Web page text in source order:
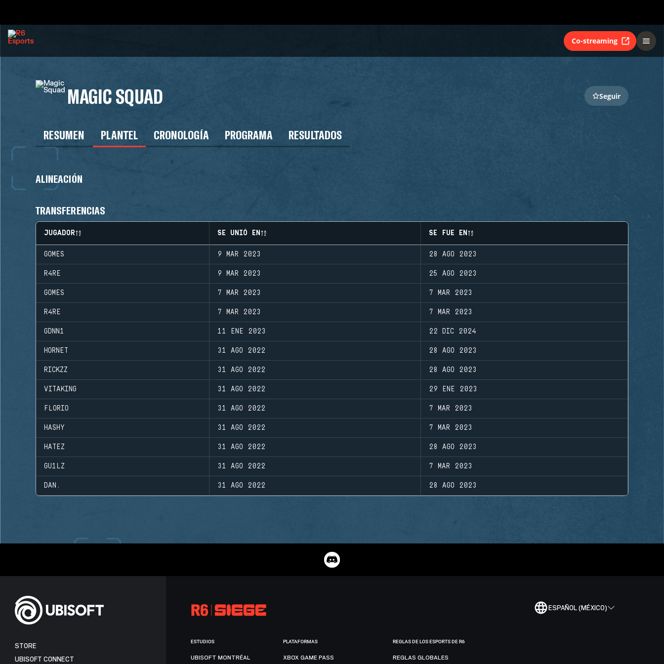
Co-streaming
MAGIC SQUAD Seguir
RESUMEN PLANTEL CRONOLOGÍA PROGRAMA RESULTADOS
ALINEACIÓN
TRANSFERENCIAS
JUGADOR SE UNIÓ EN SE FUE EN
GOMES 9 MAR 2023 28 AGO 2023
R4RE 9 MAR 2023 25 AGO 2023
GOMES 7 MAR 2023 7 MAR 2023
R4RE 7 MAR 2023 7 MAR 2023
GDNN1 11 ENE 2023 22 DIC 2024
HORNET 31 AGO 2022 28 AGO 2023
RICKZZ 31 AGO 2022 28 AGO 2023
VITAKING 31 AGO 2022 29 ENE 2023
FLORIO 31 AGO 2022 7 MAR 2023
HASHY 31 AGO 2022 7 MAR 2023
HATEZ 31 AGO 2022 28 AGO 2023
GU1LZ 31 AGO 2022 7 MAR 2023
DAN. 31 AGO 2022 28 AGO 2023
ESPAÑOL (MÉXICO)
STORE
UBISOFT CONNECT
ESTUDIOS
UBISOFT MONTRÉAL
PLATAFORMAS
XBOX GAME PASS
REGLAS DE LOS ESPORTS DE R6
REGLAS GLOBALES